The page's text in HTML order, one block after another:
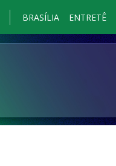
BRASÍLIA ENTRETÊ